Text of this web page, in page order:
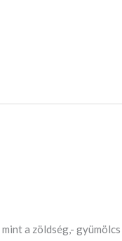
a zöldség,- gyümölcs